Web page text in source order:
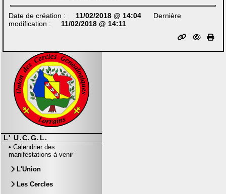
L' U.C.G.L.
• Calendrier des
manifestations à venir
L'Union
Les Cercles
Date de création : 11/02/2018 @ 14:04
Dernière
modification :
11/02/2018 @ 14:11